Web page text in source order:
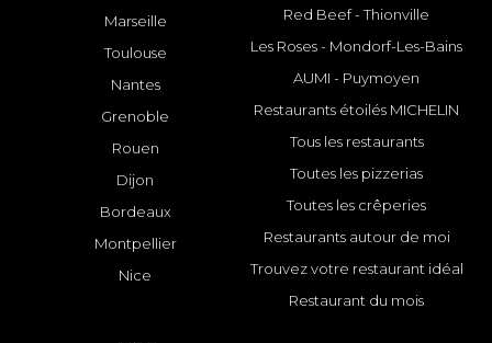
Marseille
Toulouse
Nantes
Grenoble
Rouen
Dijon
Bordeaux
Montpellier
Nice
Red Beef - Thionville
Les Roses - Mondorf-Les-Bains
AUMI - Puymoyen
Restaurants étoilés MICHELIN
Tous les restaurants
Toutes les pizzerias
Toutes les crêperies
Restaurants autour de moi
Trouvez votre restaurant idéal
Restaurant du mois